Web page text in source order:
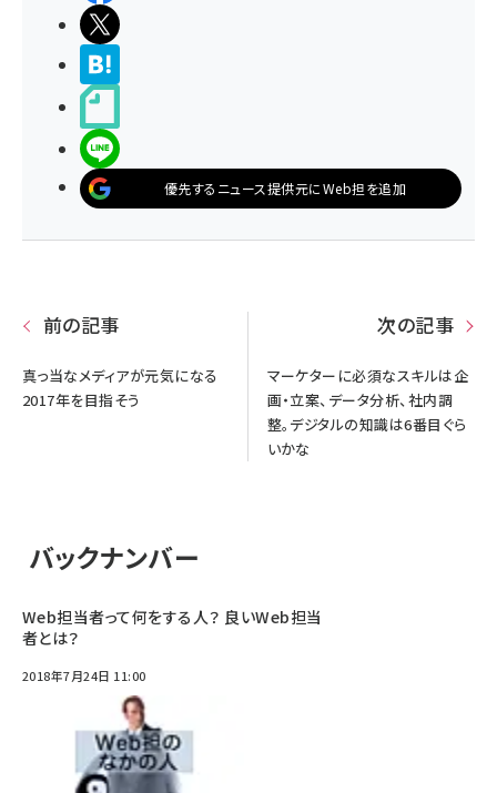
優先するニュース提供元にWeb担を追加
前の記事
真っ当なメディアが元気になる
2017年を目指そう
次の記事
マーケターに必須なスキルは企
画・立案、データ分析、社内調
整。デジタルの知識は6番目ぐら
いかな
バックナンバー
Web担当者って何をする人？ 良いWeb担当
者とは？
2018年7月24日 11:00